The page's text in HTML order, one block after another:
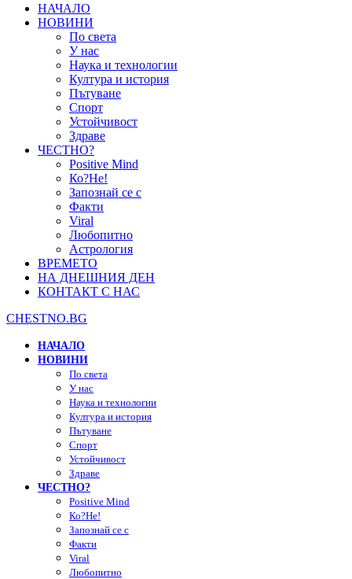
НАЧАЛО
НОВИНИ
По света
У нас
Наука и технологии
Култура и история
Пътуване
Спорт
Устойчивост
Здраве
ЧЕСТНО?
Positive Mind
Ко?Не!
Запознай се с
Факти
Viral
Любопитно
Астрология
ВРЕМЕТО
НА ДНЕШНИЯ ДЕН
КОНТАКТ С НАС
CHESTNO.BG
НАЧАЛО
НОВИНИ
По света
У нас
Наука и технологии
Култура и история
Пътуване
Спорт
Устойчивост
Здраве
ЧЕСТНО?
Positive Mind
Ко?Не!
Запознай се с
Факти
Viral
Любопитно